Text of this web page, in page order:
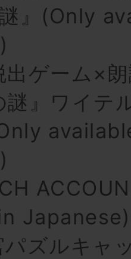
』(Only
出ゲーム×
謎』ワイテ
Japanese)
パズルキャ